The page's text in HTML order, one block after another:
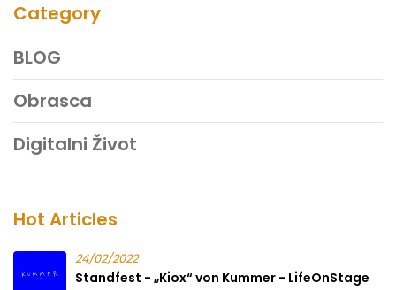
Category
BLOG
Obrasca
Digitalni Život
Hot Articles
24/02/2022
Standfest - „Kiox“ von Kummer - LifeOnStage